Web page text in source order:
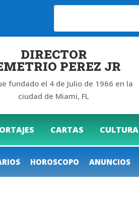
DIRECTOR
PEREZ JR
fundado el 4 de Julio de 1966 en la
ciudad de Miami, FL
CARTAS CULTURA
HOROSCOPO ANUNCIOS